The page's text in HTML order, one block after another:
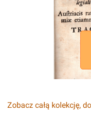
Zobacz całą kolekcję,